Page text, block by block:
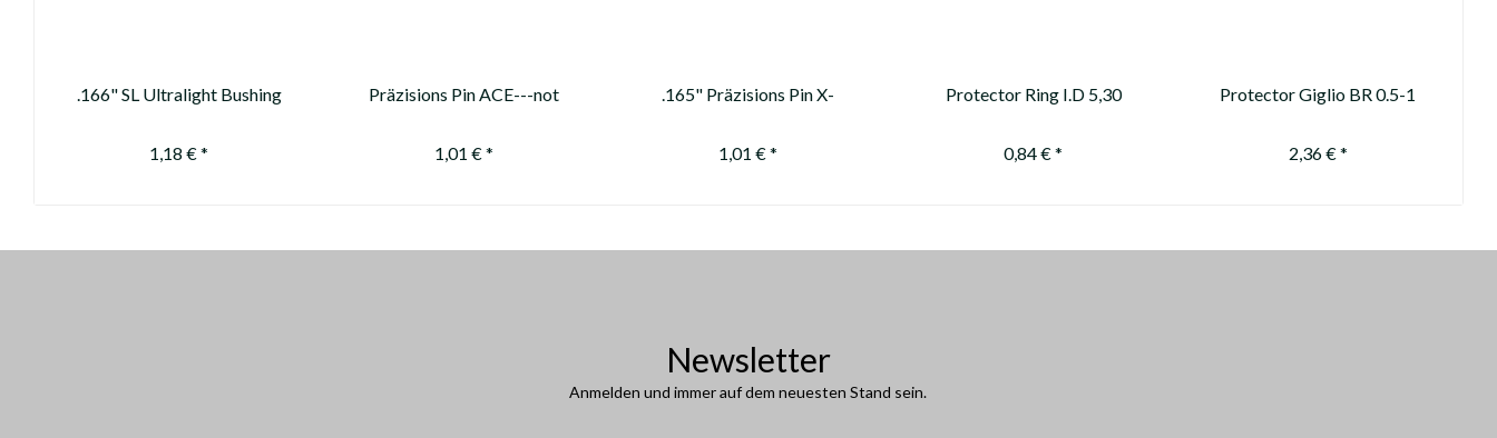
.166" SL Ultralight Bushing
1,18 € *
Präzisions Pin ACE---not
mehr erhältlich---
1,01 € *
.165" Präzisions Pin X-
anymore / nicht mehr...
1,01 € *
Protector Ring I.D 5,30
0,84 € *
Protector Giglio BR 0.5-1
2,36 € *
Newsletter
Anmelden und immer auf dem neuesten Stand sein.